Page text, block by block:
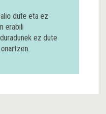
dute eta ez
erabili
ez dute